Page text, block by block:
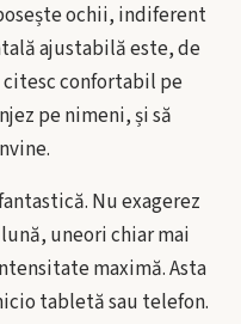
ochii, indiferent
ajustabilă este, de
citesc confortabil pe
pe nimeni, și să
Nu exagerez
uneori chiar mai
maximă. Asta
tabletă sau telefon.